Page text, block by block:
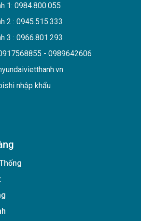
1: 0984.800.055
2 : 0945.515.333
3 : 0966.801.293
- 0989642606
nhập khẩu